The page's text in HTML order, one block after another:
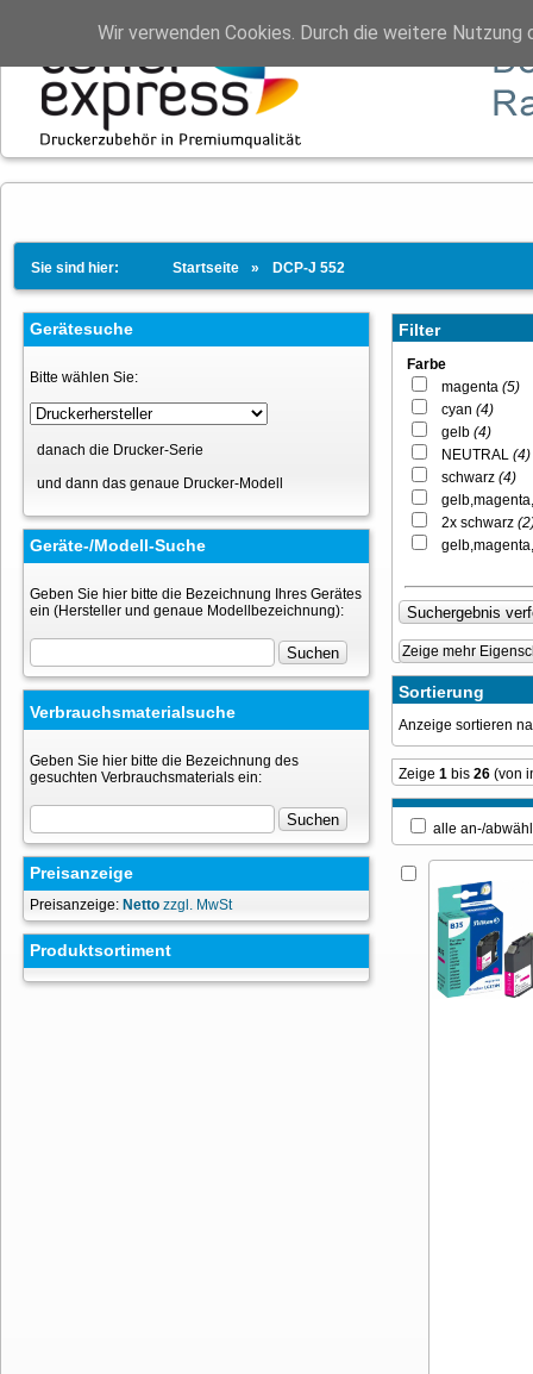
Sie sind hier: Startseite DCP-J 552
Gerätesuche
Bitte wählen Sie:
danach die Drucker-Serie
und dann das genaue Drucker-Modell
Geräte-/Modell-Suche
Geben Sie hier bitte die Bezeichnung Ihres Gerätes
ein (Hersteller und genaue Modellbezeichnung):
Verbrauchsmaterialsuche
Geben Sie hier bitte die Bezeichnung des
gesuchten Verbrauchsmaterials ein:
Preisanzeige
Preisanzeige: Netto zzgl. MwSt
Produktsortiment
Filter
Farbe
magenta (5)
cyan (4)
gelb (4)
NEUTRAL (4)
schwarz (4)
2x schwarz
Zeige mehr
Sortierung
Anzeige sortieren
Zeige 1 bis 26 (von
alle an-/
Wir verwenden Cookies. Durch die weitere